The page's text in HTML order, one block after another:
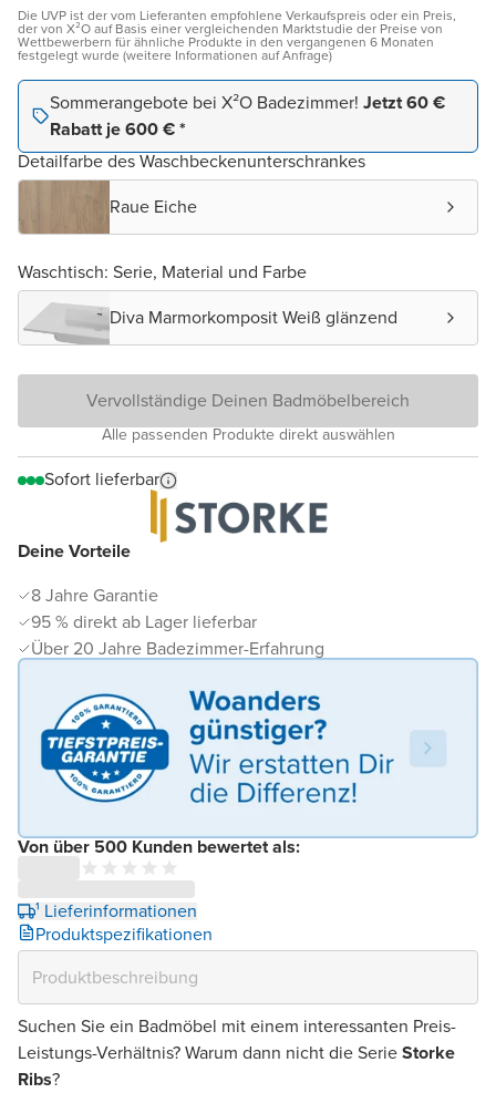
Deine Vorteile
8 Jahre Garantie
95 % direkt ab Lager lieferbar
Über 20 Jahre Badezimmer-Erfahrung
Von über 500 Kunden bewertet als:
¹ Lieferinformationen
Produktspezifikationen
Die UVP ist der vom Lieferanten empfohlene Verkaufspreis oder ein Preis,
der von X²O auf Basis einer vergleichenden Marktstudie der Preise von
Wettbewerbern für ähnliche Produkte in den vergangenen 6 Monaten
festgelegt wurde (weitere Informationen auf Anfrage)
Sommerangebote bei X²O Badezimmer! Jetzt 60 €
Rabatt je 600 € *
Detailfarbe des Waschbeckenunterschrankes
Raue Eiche
Waschtisch: Serie, Material und Farbe
Diva Marmorkomposit Weiß glänzend
Vervollständige Deinen Badmöbelbereich
Alle passenden Produkte direkt auswählen
Sofort lieferbar
Suchen Sie ein Badmöbel mit einem interessanten Preis-
Leistungs-Verhältnis? Warum dann nicht die SerieStorke
Ribs?